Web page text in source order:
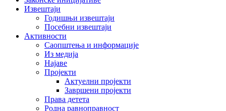
Извештаји
Годишњи извештаји
Посебни извештаји
Активности
Саопштења и информације
Из медија
Најаве
Пројекти
Актуелни пројекти
Завршени пројекти
Права детета
Родна равноправност